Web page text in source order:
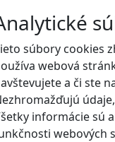
súbory cookies
webová
a či ste
informácie sú
webových